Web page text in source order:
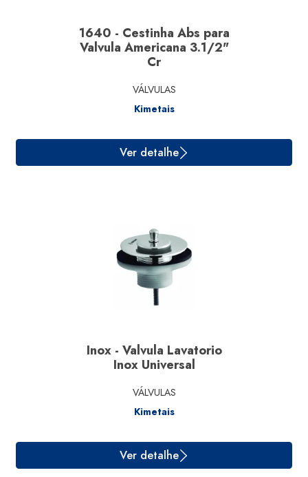
1640 - Cestinha Abs para
Valvula Americana 3.1/2"
Cr
VÁLVULAS
Kimetais
Inox - Valvula Lavatorio
Inox Universal
VÁLVULAS
Kimetais